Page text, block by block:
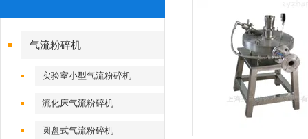
气流粉碎机
实验室小型气流粉碎机
流化床气流粉碎机
圆盘式气流粉碎机